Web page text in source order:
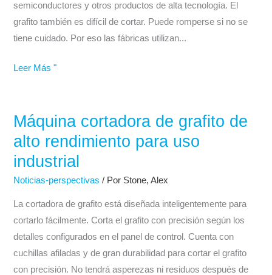
semiconductores y otros productos de alta tecnología. El
grafito también es difícil de cortar. Puede romperse si no se
tiene cuidado. Por eso las fábricas utilizan...
precisa
y
fiable
Leer Más "
Máquina cortadora de grafito de
alto rendimiento para uso
industrial
Noticias-perspectivas / Por Stone, Alex
La cortadora de grafito está diseñada inteligentemente para
cortarlo fácilmente. Corta el grafito con precisión según los
detalles configurados en el panel de control. Cuenta con
cuchillas afiladas y de gran durabilidad para cortar el grafito
con precisión. No tendrá asperezas ni residuos después de
Máquina
cortadora
grafito
de
alto
rendimiento
para
uso
industrial